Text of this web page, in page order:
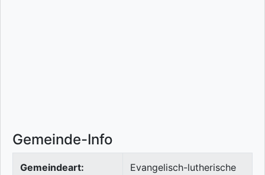
Gemeinde-Info
Gemeindeart:
Evangelisch-lutherische